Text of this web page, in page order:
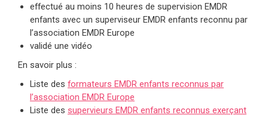
effectué au moins 10 heures de supervision EMDR
enfants avec un superviseur EMDR enfants reconnu par
l’association EMDR Europe
validé une vidéo
En savoir plus :
Liste des formateurs EMDR enfants reconnus par
l’association EMDR Europe
Liste des supervieurs EMDR enfants reconnus exerçant